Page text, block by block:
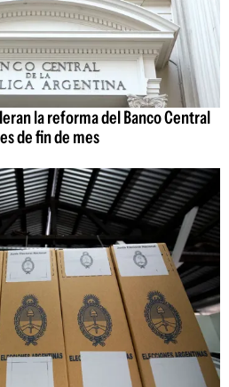
la reforma del Banco Central
de fin de mes